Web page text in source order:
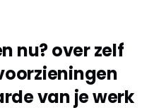
nu? over zelf
van je werk